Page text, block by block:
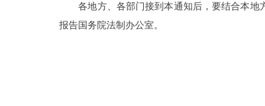
各地方、各部门接到本通知后，要结合本地
报告国务院法制办公室。